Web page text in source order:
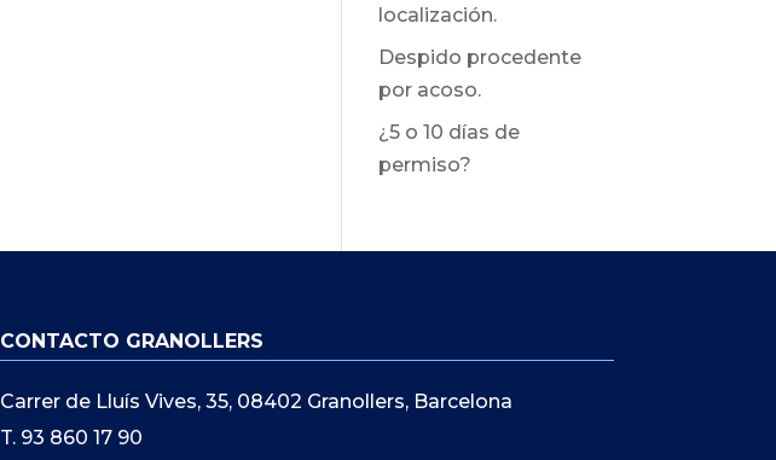
localización.
Despido procedente
por acoso.
¿5 o 10 días de
permiso?
CONTACTO GRANOLLERS
Carrer de Lluís Vives, 35, 08402 Granollers, Barcelona
T. 93 860 17 90